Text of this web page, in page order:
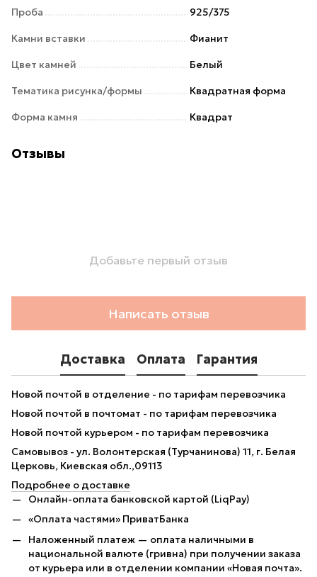
Проба 925/375
Камни вставки Фианит
Цвет камней Белый
Тематика рисунка/формы Квадратная форма
Форма камня Квадрат
Отзывы
Добавьте первый отзыв
Написать отзыв
Доставка Оплата Гарантия
Новой почтой в отделение - по тарифам перевозчика
Новой почтой в почтомат - по тарифам перевозчика
Новой почтой курьером - по тарифам перевозчика
Самовывоз - ул. Волонтерская (Турчанинова) 11, г. Белая
Церковь, Киевская обл.,09113
Подробнее о доставке
Онлайн-оплата банковской картой (LiqPay)
«Оплата частями» ПриватБанка
Наложенный платеж — оплата наличными в
национальной валюте (гривна) при получении заказа
от курьера или в отделении компании «Новая почта».